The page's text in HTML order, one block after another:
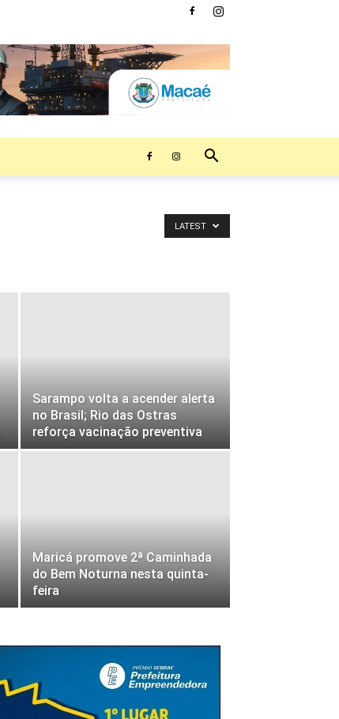
LATEST
Sarampo volta a acender alerta
no Brasil; Rio das Ostras
reforça vacinação preventiva
Maricá promove 2ª Caminhada
do Bem Noturna nesta quinta-
feira